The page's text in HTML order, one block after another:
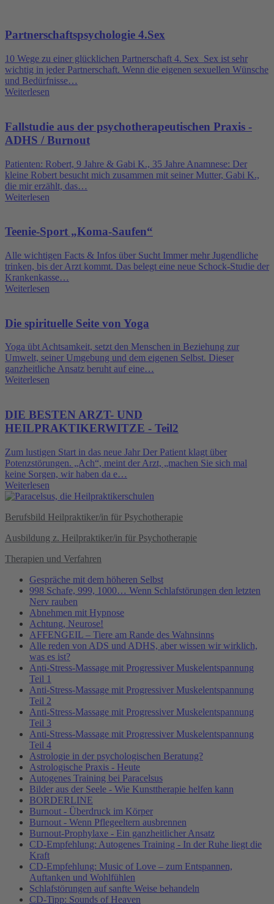
Partnerschaftspsychologie 4.Sex
10 Wege zu einer glücklichen Partnerschaft 4. Sex Sex ist sehr
wichtig in jeder Partnerschaft. Wenn die eigenen sexuellen Wünsche
und Bedürfnisse…
Weiterlesen
Fallstudie aus der psychotherapeutischen Praxis -
ADHS / Burnout
Patienten: Robert, 9 Jahre & Gabi K., 35 Jahre Anamnese: Der
kleine Robert besucht mich zusammen mit seiner Mutter, Gabi K.,
die mir erzählt, das…
Weiterlesen
Teenie-Sport „Koma-Saufen“
Alle wichtigen Facts & Infos über Sucht Immer mehr Jugendliche
trinken, bis der Arzt kommt. Das belegt eine neue Schock-Studie der
Krankenkasse…
Weiterlesen
Die spirituelle Seite von Yoga
Yoga übt Achtsamkeit, setzt den Menschen in Beziehung zur
Umwelt, seiner Umgebung und dem eigenen Selbst. Dieser
ganzheitliche Ansatz beruht auf eine…
Weiterlesen
DIE BESTEN ARZT- UND
HEILPRAKTIKERWITZE - Teil2
Zum lustigen Start in das neue Jahr Der Patient klagt über
Potenzstörungen. „Ach“, meint der Arzt, „machen Sie sich mal
keine Sorgen, wir haben da e…
Weiterlesen
Berufsbild Heilpraktiker/in für Psychotherapie
Ausbildung z. Heilpraktiker/in für Psychotherapie
Therapien und Verfahren
Gespräche mit dem höheren Selbst
998 Schafe, 999, 1000… Wenn Schlafstörungen den letzten
Nerv rauben
Abnehmen mit Hypnose
Achtung, Neurose!
AFFENGEIL – Tiere am Rande des Wahnsinns
Alle reden von ADS und ADHS, aber wissen wir wirklich,
was es ist?
Anti-Stress-Massage mit Progressiver Muskelentspannung
Teil 1
Anti-Stress-Massage mit Progressiver Muskelentspannung
Teil 2
Anti-Stress-Massage mit Progressiver Muskelentspannung
Teil 3
Anti-Stress-Massage mit Progressiver Muskelentspannung
Teil 4
Astrologie in der psychologischen Beratung?
Astrologische Praxis - Heute
Autogenes Training bei Paracelsus
Bilder aus der Seele - Wie Kunsttherapie helfen kann
BORDERLINE
Burnout - Überdruck im Körper
Burnout - Wenn Pflegeeltern ausbrennen
Burnout-Prophylaxe - Ein ganzheitlicher Ansatz
CD-Empfehlung: Autogenes Training - In der Ruhe liegt die
Kraft
CD-Empfehlung: Music of Love – zum Entspannen,
Auftanken und Wohlfühlen
Schlafstörungen auf sanfte Weise behandeln
CD-Tipp: Sounds of Heaven